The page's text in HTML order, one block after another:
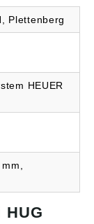
Plettenberg
HEUER